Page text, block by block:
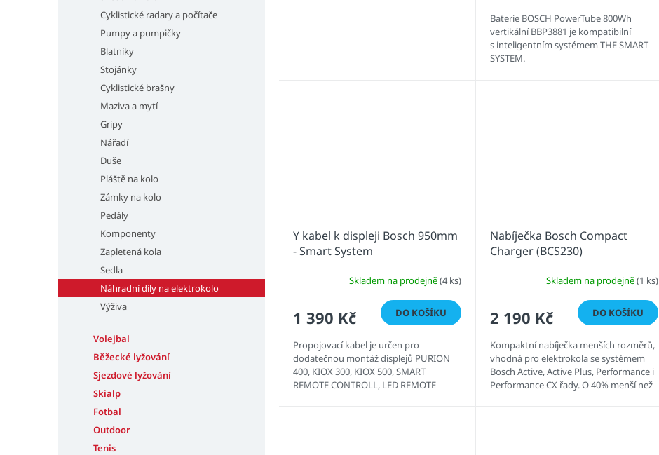
Cyklistické radary a počítače
Pumpy a pumpičky
Blatníky
Stojánky
Cyklistické brašny
Maziva a mytí
Gripy
Nářadí
Duše
Pláště na kolo
Zámky na kolo
Pedály
Komponenty
Zapletená kola
Sedla
Náhradní díly na elektrokolo
Výživa
Volejbal
Běžecké lyžování
Sjezdové lyžování
Skialp
Fotbal
Outdoor
Tenis
Baterie BOSCH PowerTube 800Wh
vertikální BBP3881 je kompatibilní
s inteligentním systémem THE SMART
SYSTEM.
Y kabel k displeji Bosch 950mm
- Smart System
Skladem na prodejně(4 ks)
1 390 Kč DO KOŠÍKU
Propojovací kabel je určen pro
dodatečnou montáž displejů PURION
400, KIOX 300, KIOX 500, SMART
REMOTE CONTROLL, LED REMOTE
Nabíječka Bosch Compact
Charger (BCS230)
Skladem na prodejně(1 ks)
2 190 Kč DO KOŠÍKU
Kompaktní nabíječka menších rozměrů,
vhodná pro elektrokola se systémem
Bosch Active, Active Plus, Performance i
Performance CX řady. O 40% menší než